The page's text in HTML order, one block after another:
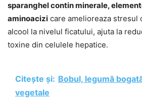
sparanghel contin minerale,
aminoacizi care amelioreaza stresul
alcool la nivelul ficatului, ajuta la
toxine din celulele hepatice.
Citește și: Bobul, legumă
vegetale